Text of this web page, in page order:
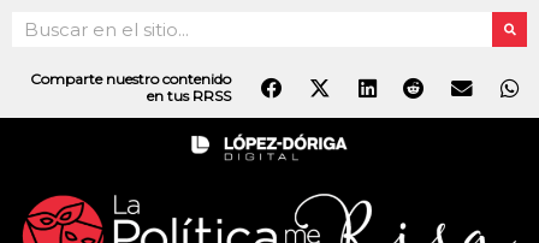
contenido
Search
Comparte nuestro contenido
en tus RRSS